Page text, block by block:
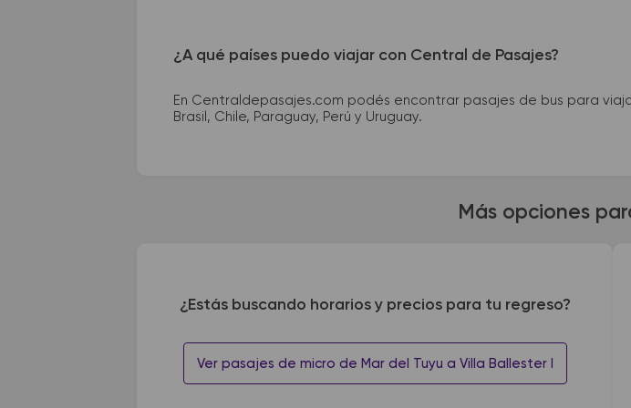
¿A qué países puedo viajar con Central de Pasajes?
En Centraldepasajes.com podés encontrar pasajes de bus para
Brasil, Chile, Paraguay, Perú y Uruguay.
Más opciones
¿Estás buscando horarios y precios para tu regreso?
Ver pasajes de micro de Mar del Tuyu a Villa Ballester I